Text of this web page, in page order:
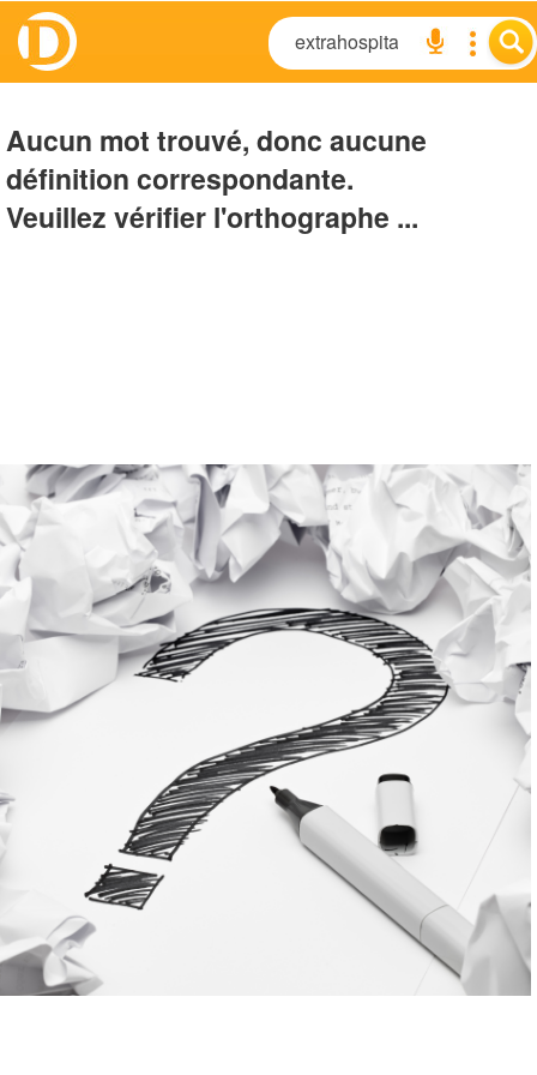
Aucun mot trouvé, donc aucune
définition correspondante.
Veuillez vérifier l'orthographe ...